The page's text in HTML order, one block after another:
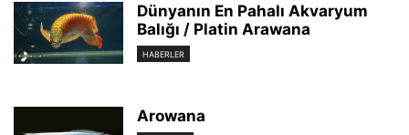
Dünyanın En Pahalı Akvaryum
Balığı / Platin Arawana
HABERLER
Arowana